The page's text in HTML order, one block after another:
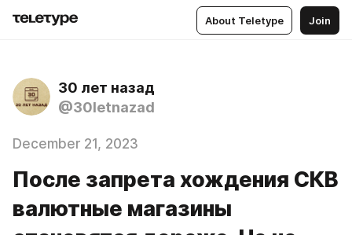
About Teletype Join
30 лет назад
@30letnazad
December 21, 2023
После запрета хождения СКВ
валютные магазины